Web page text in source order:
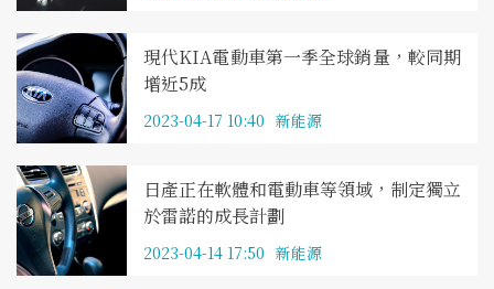
現代KIA電動車第一季全球銷量，較同期
增近5成
2023-04-17 10:40 新能源
日產正在軟體和電動車等領域，制定獨立
於雷諾的成長計劃
2023-04-14 17:50 新能源